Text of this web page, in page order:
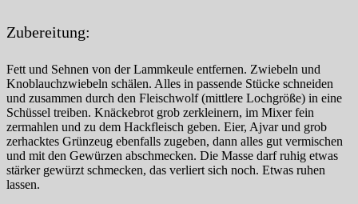
Zubereitung:
Fett und Sehnen von der Lammkeule entfernen. Zwiebeln und
Knoblauchzwiebeln schälen. Alles in passende Stücke schneiden
und zusammen durch den Fleischwolf (mittlere Lochgröße) in eine
Schüssel treiben. Knäckebrot grob zerkleinern, im Mixer fein
zermahlen und zu dem Hackfleisch geben. Eier, Ajvar und grob
zerhacktes Grünzeug ebenfalls zugeben, dann alles gut vermischen
und mit den Gewürzen abschmecken. Die Masse darf ruhig etwas
stärker gewürzt schmecken, das verliert sich noch. Etwas ruhen
lassen.